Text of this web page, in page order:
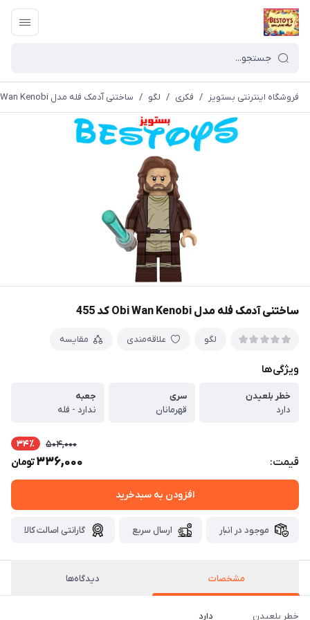
فروشگاه اینترنتی بستویز / فکری / لگو / ساختنی آدمک فله مدل Obi Wan Kenobi کد 455
ساختنی آدمک فله مدل Obi Wan Kenobi کد 455
لگو علاقه‌مندی مقایسه
ویژگی‌ها
خطر بلعیدن
دارد
سری
قهرمانان
جعبه
ندارد - فله
قیمت:
504,000 34٪
336,000تومان
افزودن به سبدخرید
موجود در انبار ارسال سریع گارانتی اصالت کالا
مشخصات دیدگاه‌ها
خطر بلعیدن دارد